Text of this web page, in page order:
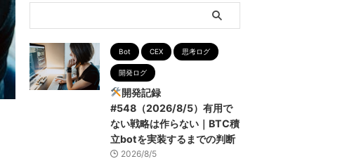
Bot CEX 思考ログ
開発ログ
開発記録
#548（2026/8/5）有用で
ない戦略は作らない｜BTC積
立botを実装するまでの判断
2026/8/5